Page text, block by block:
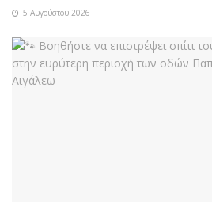
5 Αυγούστου 2026